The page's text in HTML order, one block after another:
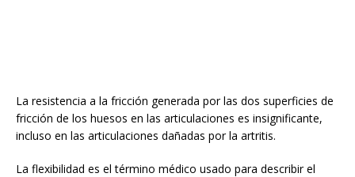
La resistencia a la fricción generada por las dos superficies de
fricción de los huesos en las articulaciones es insignificante,
incluso en las articulaciones dañadas por la artritis.
La flexibilidad es el término médico usado para describir el